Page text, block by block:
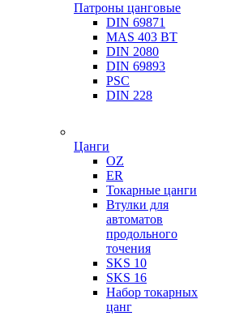
Патроны цанговые
DIN 69871
MAS 403 BT
DIN 2080
DIN 69893
PSC
DIN 228
Цанги
OZ
ER
Токарные цанги
Втулки для
автоматов
продольного
точения
SKS 10
SKS 16
Набор токарных
цанг